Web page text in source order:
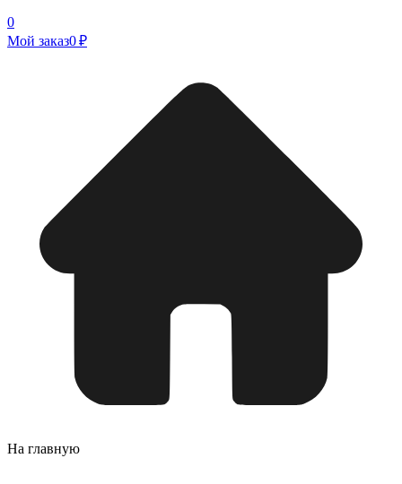
0
Мой заказ0 ₽
На главную